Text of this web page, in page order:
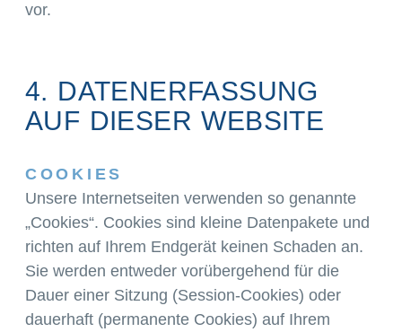
vor.
4. DATENERFASSUNG
AUF DIESER WEBSITE
COOKIES
Unsere Internetseiten verwenden so genannte
„Cookies“. Cookies sind kleine Datenpakete und
richten auf Ihrem Endgerät keinen Schaden an.
Sie werden entweder vorübergehend für die
Dauer einer Sitzung (Session-Cookies) oder
dauerhaft (permanente Cookies) auf Ihrem